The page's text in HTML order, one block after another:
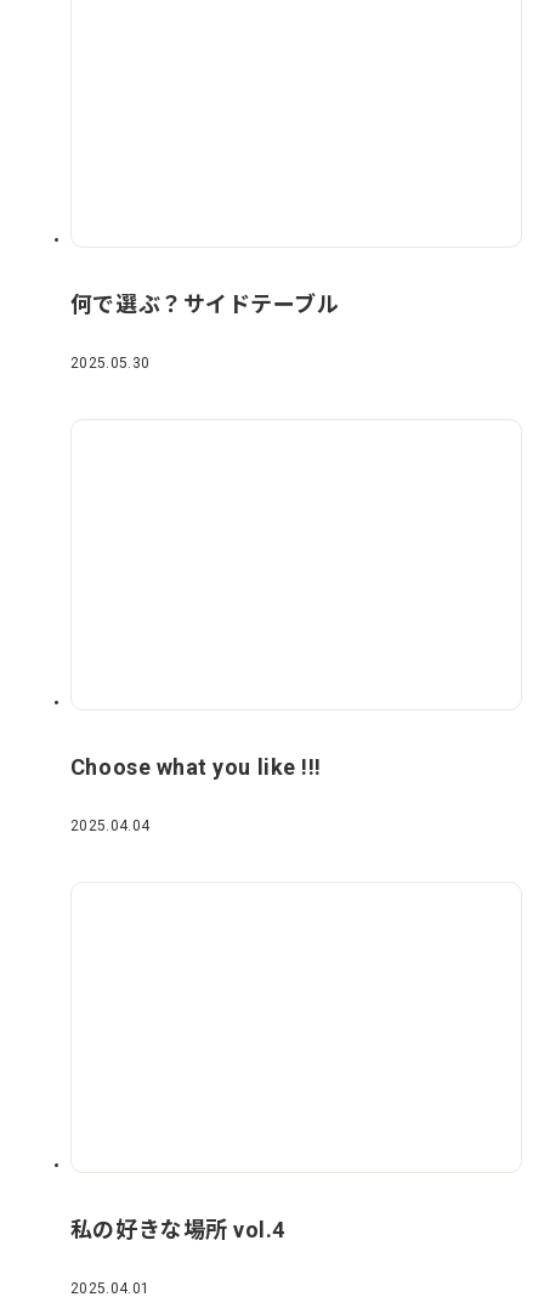
何で選ぶ？サイドテーブル
2025.05.30
Choose what you like !!!
2025.04.04
私の好きな場所 vol.4
2025.04.01